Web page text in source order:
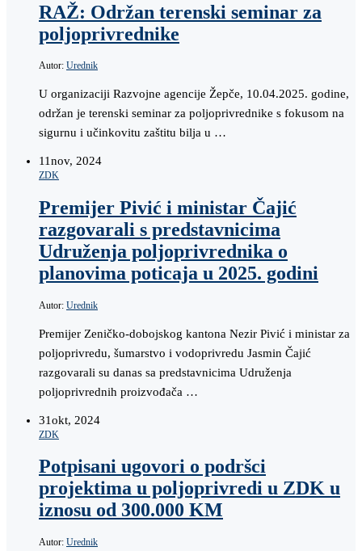
RAŽ: Održan terenski seminar za
poljoprivrednike
Autor: Urednik
U organizaciji Razvojne agencije Žepče, 10.04.2025. godine,
održan je terenski seminar za poljoprivrednike s fokusom na
sigurnu i učinkovitu zaštitu bilja u …
11nov, 2024
ZDK
Premijer Pivić i ministar Čajić
razgovarali s predstavnicima
Udruženja poljoprivrednika o
planovima poticaja u 2025. godini
Autor: Urednik
Premijer Zeničko-dobojskog kantona Nezir Pivić i ministar za
poljoprivredu, šumarstvo i vodoprivredu Jasmin Čajić
razgovarali su danas sa predstavnicima Udruženja
poljoprivrednih proizvođača …
31okt, 2024
ZDK
Potpisani ugovori o podršci
projektima u poljoprivredi u ZDK u
iznosu od 300.000 KM
Autor: Urednik